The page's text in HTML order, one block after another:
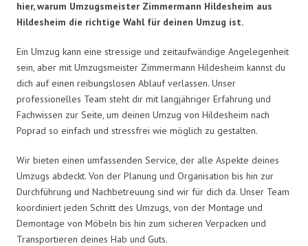
hier, warum Umzugsmeister Zimmermann Hildesheim aus
Hildesheim die richtige Wahl für deinen Umzug ist.
Ein Umzug kann eine stressige und zeitaufwändige Angelegenheit
sein, aber mit Umzugsmeister Zimmermann Hildesheim kannst du
dich auf einen reibungslosen Ablauf verlassen. Unser
professionelles Team steht dir mit langjähriger Erfahrung und
Fachwissen zur Seite, um deinen Umzug von Hildesheim nach
Poprad so einfach und stressfrei wie möglich zu gestalten.
Wir bieten einen umfassenden Service, der alle Aspekte deines
Umzugs abdeckt. Von der Planung und Organisation bis hin zur
Durchführung und Nachbetreuung sind wir für dich da. Unser Team
koordiniert jeden Schritt des Umzugs, von der Montage und
Demontage von Möbeln bis hin zum sicheren Verpacken und
Transportieren deines Hab und Guts.